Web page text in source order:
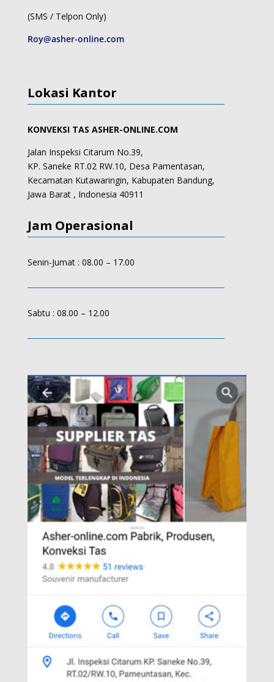
(SMS / Telpon Only)
Roy@asher-online.com
Lokasi Kantor
KONVEKSI TAS ASHER-ONLINE.COM
Jalan Inspeksi Citarum No.39,
KP. Saneke RT.02 RW.10, Desa Pamentasan,
Kecamatan Kutawaringin, Kabupaten Bandung,
Jawa Barat , Indonesia 40911
Jam Operasional
Senin-Jumat : 08.00 – 17.00
Sabtu : 08.00 – 12.00